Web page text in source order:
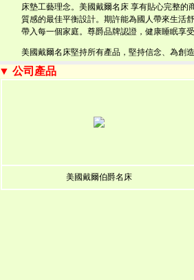
床墊工藝理念。美國戴爾名床 享有貼心完整
質感的最佳平衡設計。期許能為國人帶來生活
帶入每一個家庭。尊爵品牌認證，健康睡眠享受
美國戴爾名床堅持所有產品，堅持信念、為創
▼ 公司產品
美國戴爾伯爵名床